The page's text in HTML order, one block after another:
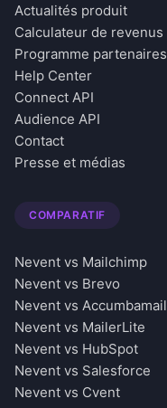
Actualités produit
Calculateur de revenus
Programme partenaires
Help Center
Connect API
Audience API
Contact
Presse et médias
COMPARATIF
Nevent vs Mailchimp
Nevent vs Brevo
Nevent vs Accumbamail
Nevent vs MailerLite
Nevent vs HubSpot
Nevent vs Salesforce
Nevent vs Cvent